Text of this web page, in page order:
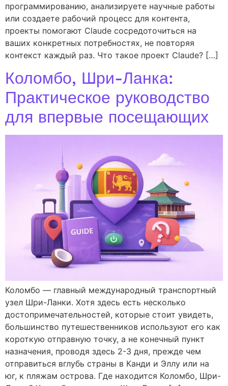
программированию, анализируете научные работы
или создаете рабочий процесс для контента,
проекты помогают Claude сосредоточиться на
ваших конкретных потребностях, не повторяя
контекст каждый раз. Что такое проект Claude? […]
Коломбо, Шри-Ланка:
Практическое руководство
для впервые посещающих
Коломбо — главный международный транспортный
узел Шри-Ланки. Хотя здесь есть несколько
достопримечательностей, которые стоит увидеть,
большинство путешественников используют его как
короткую отправную точку, а не конечный пункт
назначения, проводя здесь 2-3 дня, прежде чем
отправиться вглубь страны в Канди и Эллу или на
юг, к пляжам острова. Где находится Коломбо, Шри-